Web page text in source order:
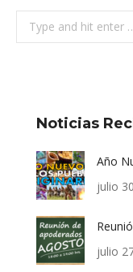
Noticias
Año
julio
julio